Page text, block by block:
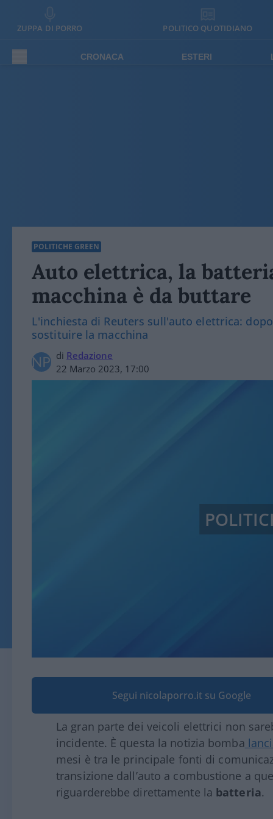
ZUPPA DI PORRO POLITICO QUOTIDIANO
CRONACA ESTERI
POLITICHE GREEN
Auto elettrica, la
macchina è da buttare
L'inchiesta di Reuters sull'auto elettrica:
sostituire la macchina
di Redazione
22 Marzo 2023, 17:00
Segui nicolaporro.it su Google
La gran parte dei veicoli elettrici non
incidente. È questa la notizia bomba
mesi è tra le principale fonti di
transizione dall’auto a combustione a
riguarderebbe direttamente la batteria.